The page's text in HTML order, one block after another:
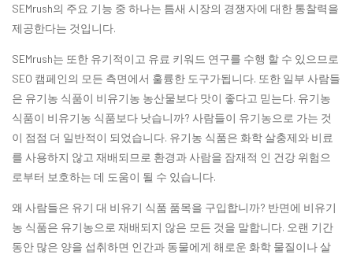
SEMrush의 주요 기능 중 하나는 틈새 시장의 경쟁자에 대한 통찰력을
제공한다는 것입니다.
SEMrush는 또한 유기적이고 유료 키워드 연구를 수행 할 수 있으므로
SEO 캠페인의 모든 측면에서 훌륭한 도구가됩니다. 또한 일부 사람들
은 유기농 식품이 비유기농 농산물보다 맛이 좋다고 믿는다. 유기농
식품이 비유기농 식품보다 낫습니까? 사람들이 유기농으로 가는 것
이 점점 더 일반적이 되었습니다. 유기농 식품은 화학 살충제와 비료
를 사용하지 않고 재배되므로 환경과 사람을 잠재적 인 건강 위험으
로부터 보호하는 데 도움이 될 수 있습니다.
왜 사람들은 유기 대 비유기 식품 품목을 구입합니까? 반면에 비유기
농 식품은 유기농으로 재배되지 않은 모든 것을 말합니다. 오랜 기간
동안 많은 양을 섭취하면 인간과 동물에게 해로운 화학 물질이나 살